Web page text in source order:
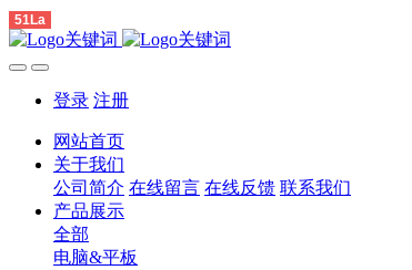
51La
登录 注册
网站首页
关于我们
公司简介 在线留言 在线反馈 联系我们
产品展示
全部
电脑&平板